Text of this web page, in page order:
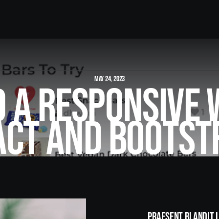
May 24, 2023
Responsive
And